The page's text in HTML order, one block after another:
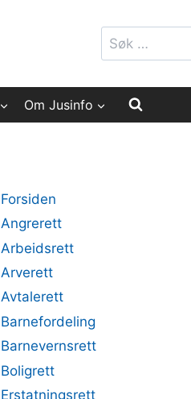
Søk
etter:
Om Jusinfo
Forsiden
Angrerett
Arbeidsrett
Arverett
Avtalerett
Barnefordeling
Barnevernsrett
Boligrett
Erstatningsrett